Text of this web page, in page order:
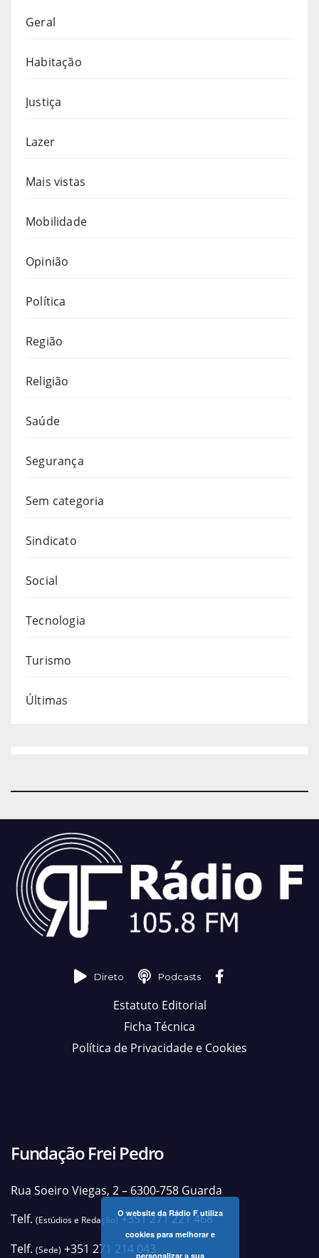
Geral
Habitação
Justiça
Lazer
Mais vistas
Mobilidade
Opinião
Política
Região
Religião
Saúde
Segurança
Sem categoria
Sindicato
Social
Tecnologia
Turismo
Últimas
Direto Podcasts
Estatuto Editorial
Ficha Técnica
Política de Privacidade e Cookies
Fundação Frei Pedro
Rua Soeiro Viegas, 2 – 6300-758 Guarda
Telf. (Estúdios e Redação)+351 271 221 468
Telf. (Sede) +351 271 214 043
O website da Rádio F utiliza
cookies para melhorar e
personalizar a sua